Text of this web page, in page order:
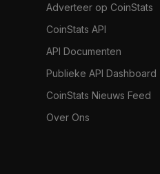
Adverteer op CoinStats
CoinStats API
API Documenten
Publieke API Dashboard
CoinStats Nieuws Feed
Over Ons